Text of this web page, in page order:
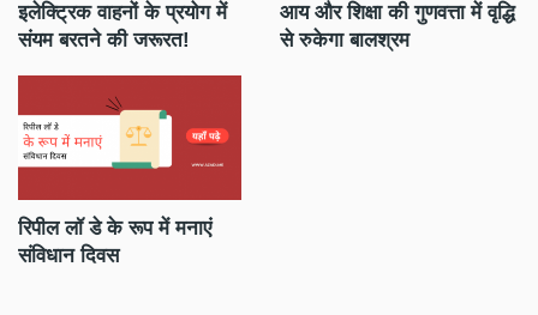
इलेक्ट्रिक वाहनों के प्रयोग में
संयम बरतने की जरूरत!
आय और शिक्षा की गुणवत्ता में वृद्धि
से रुकेगा बालश्रम
रिपील लॉ डे के रूप में मनाएं
संविधान दिवस